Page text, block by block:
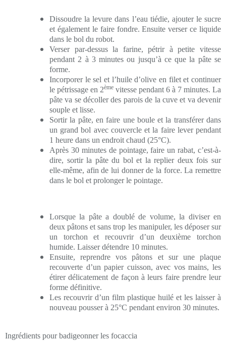
Dissoudre la levure dans l’eau tiédie, ajouter le sucre
et également le faire fondre. Ensuite verser ce liquide
dans le bol du robot.
Verser par-dessusla farine, pétrir à petite vitesse
pendant 2 à 3 minutes ou jusqu’à ce que la pâte se
forme.
Incorporer le sel et l’huile d’olive en filet et continuer
le pétrissage en 2ème vitesse pendant 6 à 7 minutes. La
pâte va se décoller des parois de la cuve et va devenir
souple et lisse.
Sortir la pâte, en faire une boule et la transférer dans
un grand bol avec couvercle et la faire lever pendant
1 heure dans un endroit chaud (25°C).
Après 30 minutes de pointage, faire un rabat, c’est-à-
dire, sortir la pâte du bol et la replier deux fois sur
elle-même, afin de lui donner de la force. La remettre
dans le bol et prolonger le pointage.
Lorsque la pâte a doublé de volume, la diviser en
deux pâtons et sans trop les manipuler, les déposer sur
un torchon et recouvrir d’un deuxième torchon
humide. Laisser détendre 10 minutes.
Ensuite, reprendre vos pâtons et sur une plaque
recouverte d’un papier cuisson, avec vos mains, les
étirer délicatement de façon à leurs faire prendre leur
forme définitive.
Les recouvrir d’un film plastique huilé et les laisser à
nouveau pousser à 25°C pendant environ 30 minutes.
Ingrédients pour badigeonner les focaccia